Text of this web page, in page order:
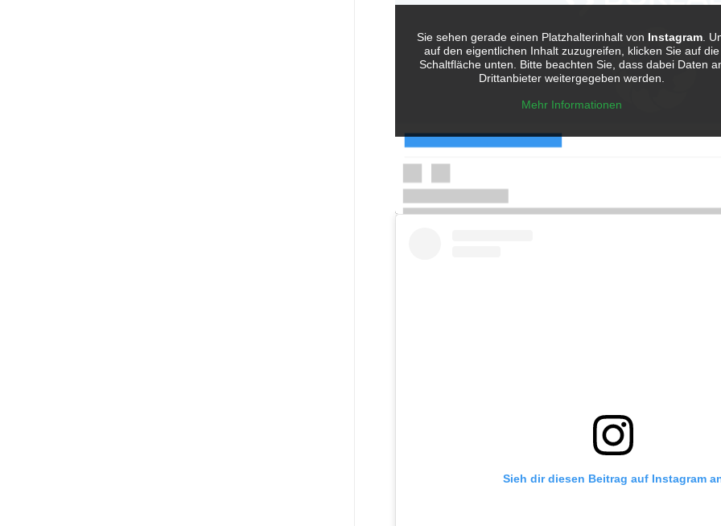
Sie sehen gerade einen Platzhalterinhalt von Instagram .
auf den eigentlichen Inhalt zuzugreifen, klicken Sie auf die
Schaltfläche unten. Bitte beachten Sie, dass dabei Daten
Drittanbieter weitergegeben werden.
Mehr Informationen
Sieh dir diesen Beitrag auf Instagram